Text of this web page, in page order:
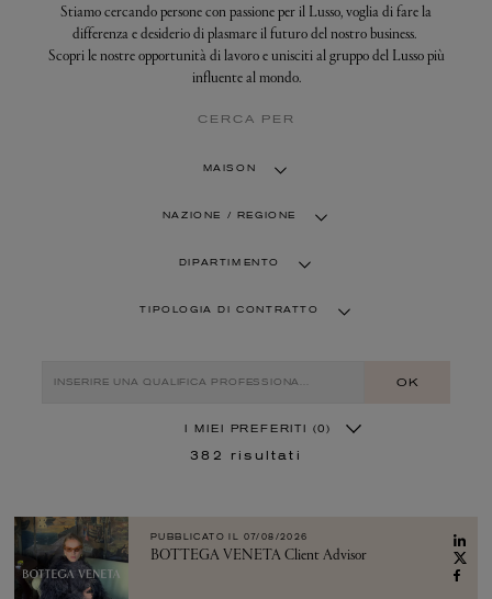
FINANCE
MEDIA
Stiamo cercando persone con passione per il Lusso, voglia di fare la
differenza e desiderio di plasmare il futuro del nostro business.
Scopri le nostre opportunità di lavoro e unisciti al gruppo del Lusso più
influente al mondo.
CERCA PER
MAISON
NAZIONE / REGIONE
DIPARTIMENTO
TIPOLOGIA DI CONTRATTO
OK
I MIEI PREFERITI (0)
382 risultati
PUBBLICATO IL 07/08/2026
BOTTEGA VENETA Client Advisor